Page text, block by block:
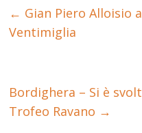
← Gian Piero Alloisio
Ventimiglia
Bordighera – Si è
Trofeo Ravano →